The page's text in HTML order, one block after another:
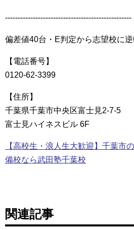
--------------------------------------------------
偏差値40台・E判定から志望校に
【電話番号】
0120-62-3399
【住所】
千葉県千葉市中央区富士見2-7-5
富士見ハイネスビル 6F
【高校生・浪人生大歓迎】千葉市
備校なら武田塾千葉校
関連記事